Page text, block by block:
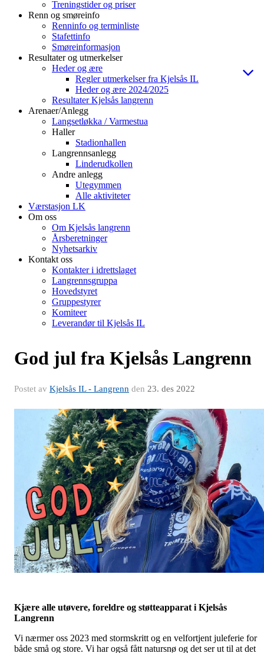
Treningstider og priser
Renn og smøreinfo
Renninfo og terminliste
Stafettinfo
Smøreinformasjon
Resultater og utmerkelser
Heder og ære
Regler utmerkelser fra Kjelsås IL
Heder og ære 2024/2025
Resultater Kjelsås langrenn
Arenaer/Anlegg
Langsetløkka / Varmestua
Haller
Stadionhallen
Langrennsanlegg
Linderudkollen
Andre anlegg
Utegymmen
Alle aktiviteter
Værstasjon LK
Om oss
Om Kjelsås langrenn
Årsberetninger
Nyhetsarkiv
Kontakt oss
Kontakter i idrettslaget
Langrennsgruppa
Hovedstyret
Gruppestyrer
Komiteer
Leverandør til Kjelsås IL
God jul fra Kjelsås Langrenn
Postet av Kjelsås IL - Langrenn den 23. des 2022
Kjære alle utøvere, foreldre og støtteapparat i Kjelsås
Langrenn
Vi nærmer oss 2023 med stormskritt og en velfortjent juleferie for
både små og store. Vi har også fått natursnø og det ser ut til at det